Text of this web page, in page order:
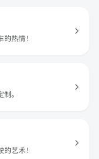
热情！
。
艺术！